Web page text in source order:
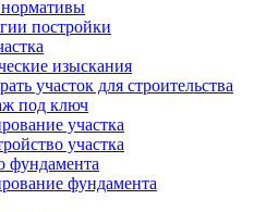
постройки
изыскания
участок для строительства
под ключ
участка
участка
фундамента
фундамента